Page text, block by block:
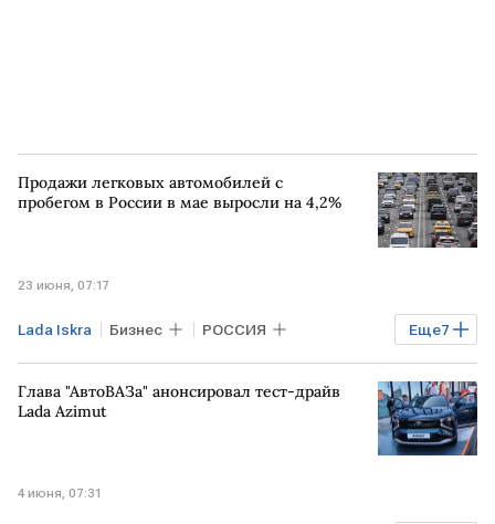
Продажи легковых автомобилей с
пробегом в России в мае выросли на 4,2%
23 июня, 07:17
Еще7
Lada Iskra Бизнес РОССИЯ
Экономика РФ Toyota Kia
Hyundai
Глава "АвтоВАЗа" анонсировал тест-драйв
Lada Azimut
4 июня, 07:31